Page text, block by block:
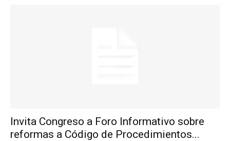
Invita Congreso a Foro Informativo sobre
reformas a Código de Procedimientos...